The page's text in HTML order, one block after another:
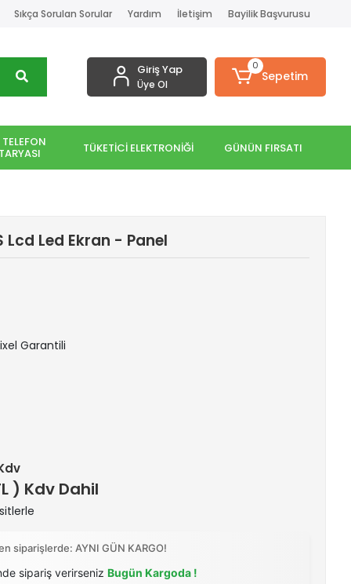
Sıkça Sorulan Sorular Yardım İletişim Bayilik Başvurusu
Giriş Yap
Üye Ol
0
Sepetim
TÜKETİCİ ELEKTRONİĞİ GÜNÜN FIRSATI
Lcd Led Ekran - Panel
Garantili
) Kdv Dahil
siparişlerde: AYNI GÜN KARGO!
sipariş verirseniz Bugün Kargoda !